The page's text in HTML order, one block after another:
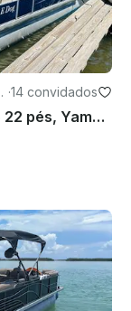
·14 convidados
Pontão Sweatwatter de 22 pés, Yamaha 115HP, até 14 pessoas - gasolina incluída Bay Pines